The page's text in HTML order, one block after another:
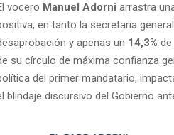
vocero Manuel Adorni arrastra
en tanto la secretaria
y apenas un 14,3%
su círculo de máxima confianza
del primer mandatario,
blindaje discursivo del Gobierno